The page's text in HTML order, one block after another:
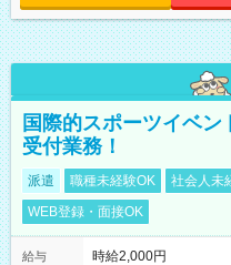
国際的スポーツイベ
受付業務！
派遣 職種未経験OK 社会人未
WEB登録・面接OK
給与
時給2,000円